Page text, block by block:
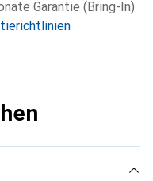
Garantie (Bring-In)